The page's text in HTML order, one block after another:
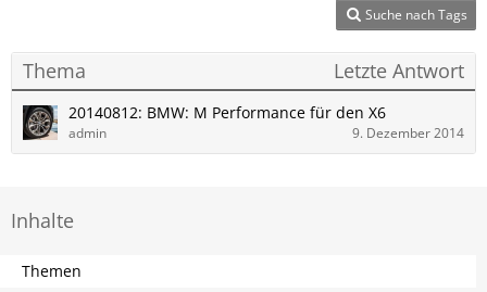
Suche nach Tags
Thema Letzte Antwort
20140812: BMW: M Performance für den X6
admin 9. Dezember 2014
Inhalte
Themen